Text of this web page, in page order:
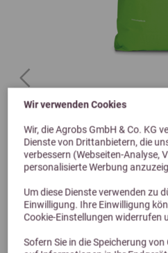
Wir verwenden Cookies
Wir, die Agrobs GmbH & Co. KG
Dienste von Drittanbietern, die
verbessern (Webseiten-Analyse,
personalisierte Werbung
Um diese Dienste verwenden zu
Einwilligung. Ihre Einwilligung
Cookie-Einstellungen widerrufen
Sofern Sie in die Speicherung
Previous